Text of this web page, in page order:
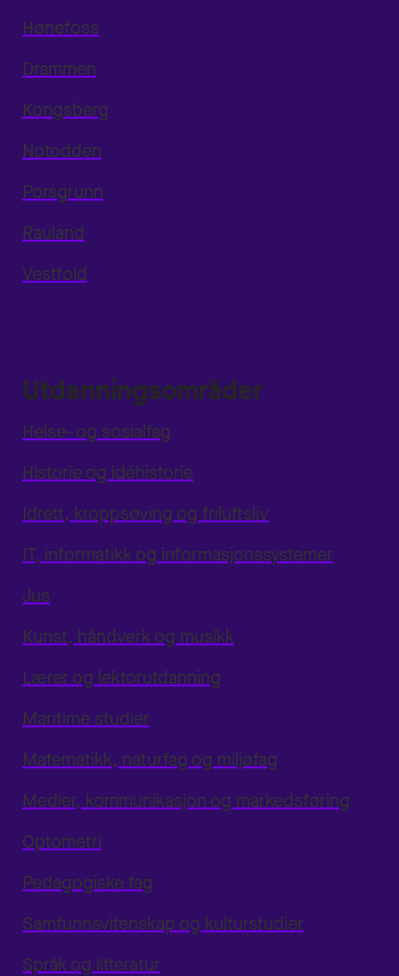
Hønefoss
Drammen
Kongsberg
Notodden
Porsgrunn
Rauland
Vestfold
Utdanningsområder
Helse- og sosialfag
Historie og idéhistorie
Idrett, kroppsøving og friluftsliv
IT, informatikk og informasjonssystemer
Jus
Kunst, håndverk og musikk
Lærer og lektorutdanning
Maritime studier
Matematikk, naturfag og miljøfag
Medier, kommunikasjon og markedsføring
Optometri
Pedagogiske fag
Samfunnsvitenskap og kulturstudier
Språk og litteratur